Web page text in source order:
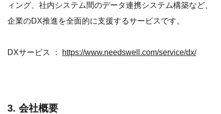
ィング、社内システム間のデータ連携システム構築など、
企業のDX推進を全面的に支援するサービスです。
DXサービス ： https://www.needswell.com/service/dx/
3. 会社概要